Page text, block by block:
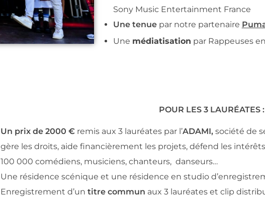
Sony Music Entertainment France
Une tenuepar notre partenaire
Une médiatisation par Rappeuses
POUR LES 3 LAURÉATES :
Un prix de 2000 € remis aux 3 lauréates par l’ADAMI, société de
gère les droits, aide financièrement les projets, défend les
100 000 comédiens, musiciens, chanteurs, danseurs…
Une résidence scénique et une résidence en studio
Enregistrement d’un titre commun aux 3 lauréates et clip